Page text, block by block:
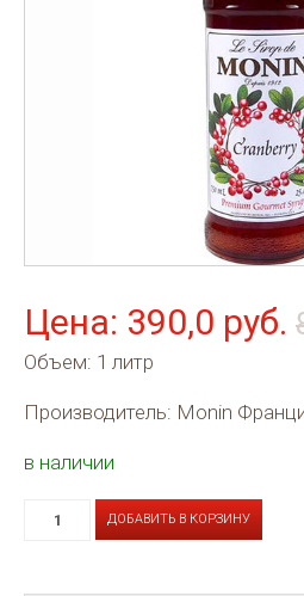
Цена: 390,0 руб.
Объем: 1 литр
Производитель: Monin
в наличии
ДОБАВИТЬ В КОРЗИНУ